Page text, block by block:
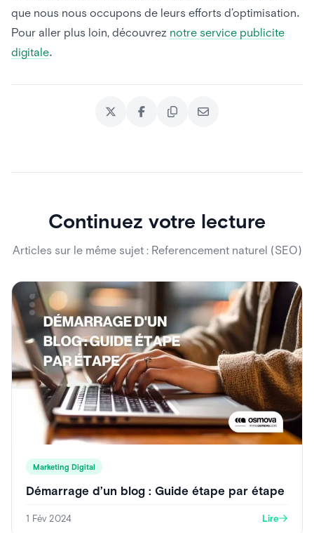
que nous nous occupons de leurs efforts d’optimisation.
Pour aller plus loin, découvrez notre service publicite
digitale.
Continuez votre lecture
Articles sur le même sujet : Referencement naturel (SEO)
Marketing Digital
Démarrage d’un blog : Guide étape par étape
1 Fév 2024 Lire